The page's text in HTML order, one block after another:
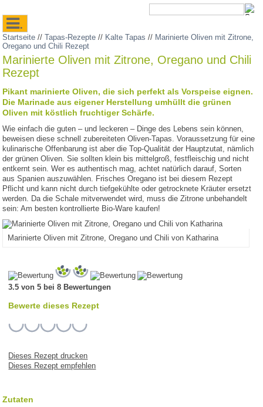
.
Startseite //Tapas-Rezepte // Kalte Tapas // Marinierte Oliven mit Zitrone,
Oregano und Chili Rezept
Marinierte Oliven mit Zitrone, Oregano und Chili
Rezept
Pikant marinierte Oliven, die sich perfekt als Vorspeise eignen.
Die Marinade aus eigener Herstellung umhüllt die grünen
Oliven mit köstlich fruchtiger Schärfe.
Wie einfach die guten – und leckeren – Dinge des Lebens sein können,
beweisen diese schnell zubereiteten Oliven-Tapas. Voraussetzung für eine
kulinarische Offenbarung ist aber die Top-Qualität der Hauptzutat, nämlich
der grünen Oliven. Sie sollten klein bis mittelgroß, festfleischig und nicht
entkernt sein. Wer es authentisch mag, achtet natürlich darauf, Sorten
aus Spanien auszuwählen. Frisches Oregano ist bei diesem Rezept
Pflicht und kann nicht durch tiefgekühlte oder getrocknete Kräuter ersetzt
werden. Da die Schale mitverwendet wird, muss die Zitrone unbehandelt
sein: Am besten kontrollierte Bio-Ware kaufen!
Marinierte Oliven mit Zitrone, Oregano und Chili von Katharina
3.5 von 5 bei 8 Bewertungen
Bewerte dieses Rezept
Dieses Rezept drucken
Dieses Rezept empfehlen
Zutaten